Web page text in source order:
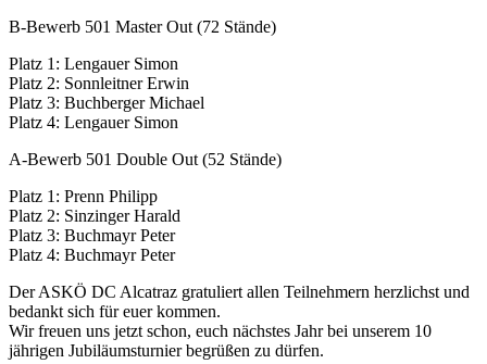
B-Bewerb 501 Master Out (72 Stände)
Platz 1: Lengauer Simon
Platz 2: Sonnleitner Erwin
Platz 3: Buchberger Michael
Platz 4: Lengauer Simon
A-Bewerb 501 Double Out (52 Stände)
Platz 1: Prenn Philipp
Platz 2: Sinzinger Harald
Platz 3: Buchmayr Peter
Platz 4: Buchmayr Peter
Der ASKÖ DC Alcatraz gratuliert allen Teilnehmern herzlichst und
bedankt sich für euer kommen.
Wir freuen uns jetzt schon, euch nächstes Jahr bei unserem 10
jährigen Jubiläumsturnier begrüßen zu dürfen.